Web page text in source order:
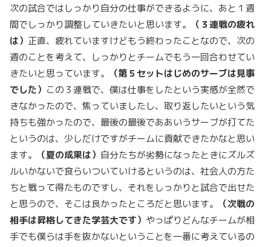
次の試合ではしっかり自分の仕事ができるように、あと１週
間でしっかり調整していきたいと思います。
（３連戦の疲れ
は） 正直、疲れていますけどもう終わったことなので、次の
週のことを考えて、しっかりとチームでもう一回合わせてい
きたいと思っています。
（第５セットはじめのサーブは見事
でした） この３連戦で、僕は仕事をしたという実感が全然で
きなかったので、焦っていましたし、取り返したいという気
持ちも強かったので、最後の最後でああいうサーブが打てた
というのは、少しだけですがチームに貢献できたかなと思い
ます。
（夏の成果は） 自分たちが劣勢になったときにズルズ
ルいかないで食らいついていけるというのは、社会人の方た
ちと戦って得たものですし、それをしっかりと試合で出せた
と思うので、そこは良かったところだと思います。
（次戦の
相手は昇格してきた学芸大です） やっぱりどんなチームが相
手でも僕らは手を抜かないということを一番に考えているの